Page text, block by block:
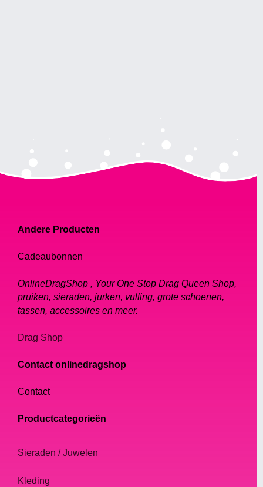
Andere Producten
Cadeaubonnen
OnlineDragShop , Your One Stop Drag Queen Shop,
pruiken, sieraden, jurken, vulling, grote schoenen,
tassen, accessoires en meer.
Drag Shop
Contact onlinedragshop
Contact
Productcategorieën
Sieraden / Juwelen
Kleding